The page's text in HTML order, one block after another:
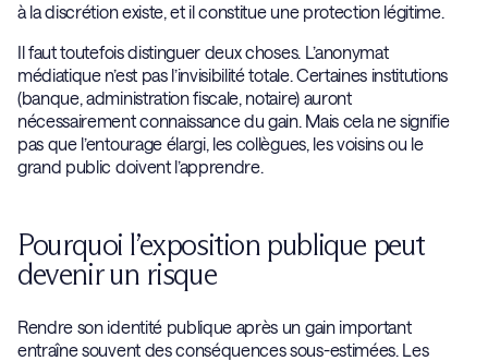
à la discrétion existe, et il constitue une protection légitime.
Il faut toutefois distinguer deux choses. L’anonymat
médiatique n’est pas l’invisibilité totale. Certaines institutions
(banque, administration fiscale, notaire) auront
nécessairement connaissance du gain. Mais cela ne signifie
pas que l’entourage élargi, les collègues, les voisins ou le
grand public doivent l’apprendre.
Pourquoi l’exposition publique peut
devenir un risque
Rendre son identité publique après un gain important
entraîne souvent des conséquences sous-estimées. Les